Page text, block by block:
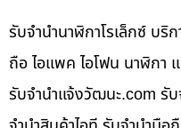
รับจำนำนาฬิกาโรเล็กซ์ บริ
ถือ ไอแพค ไอโฟน นาฬิกา
รับจํานําแจ้งวัฒนะ.com รับ